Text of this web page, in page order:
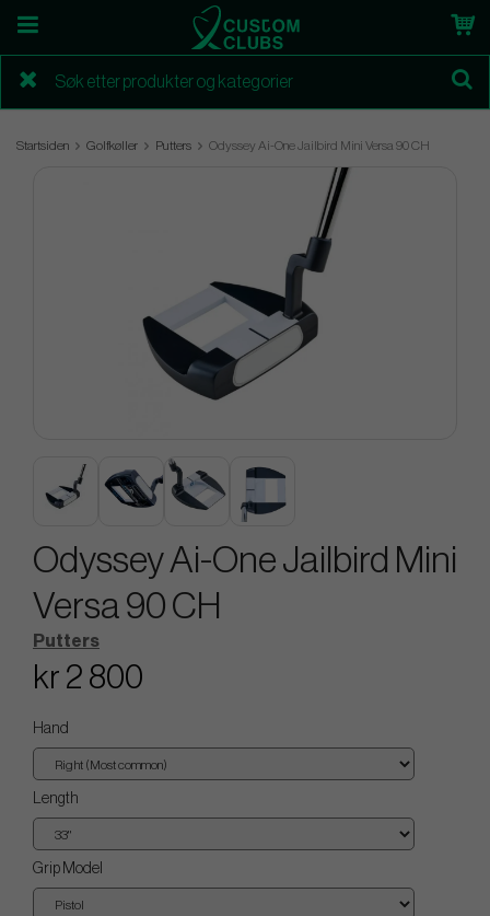
Startsiden Golfkøller Putters Odyssey Ai-One Jailbird Mini Versa 90 CH
Odyssey Ai-One Jailbird Mini
Versa 90 CH
Putters
kr 2 800
Hand
Length
Grip Model